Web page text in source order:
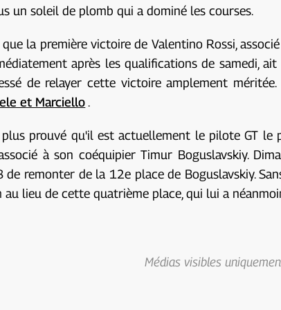
un soleil de plomb qui a dominé les courses.
la première victoire de Valentino Rossi,
après les qualifications de samedi,
de relayer cette victoire amplement
et Marciello .
prouvé qu'il est actuellement le pilote GT
à son coéquipier Timur Boguslavskiy.
de remonter de la 12e place de Boguslavskiy.
lieu de cette quatrième place, qui lui a
Médias visibles